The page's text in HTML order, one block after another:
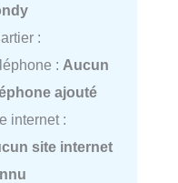
:
: Aucun
ajouté
internet :
site internet